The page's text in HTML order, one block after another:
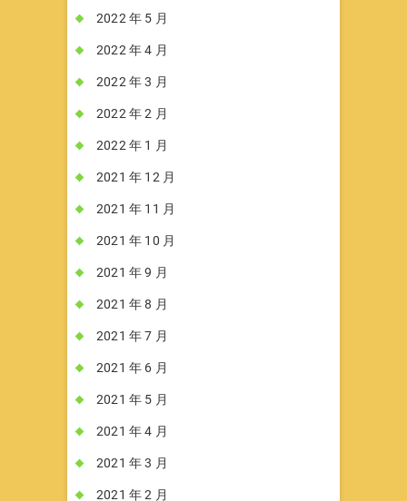
2022 年 5 月
2022 年 4 月
2022 年 3 月
2022 年 2 月
2022 年 1 月
2021 年 12 月
2021 年 11 月
2021 年 10 月
2021 年 9 月
2021 年 8 月
2021 年 7 月
2021 年 6 月
2021 年 5 月
2021 年 4 月
2021 年 3 月
2021 年 2 月